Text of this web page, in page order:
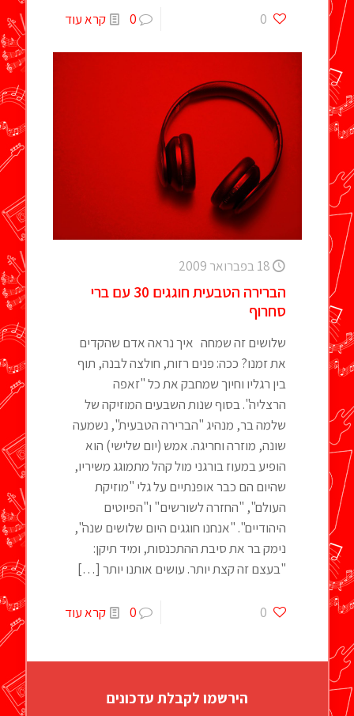
0
0 קרא עוד
18 בפברואר 2009
הברירה הטבעית חוגגים 30 עם ברי
סחרוף
שלושים זה שמחה איך נראה אדם שהקדים
את זמנו? ככה: פנים רזות, חולצה לבנה, תוף
בין רגליו וחיוך שמחבק את כל "זאפה
הרצליה". בסוף שנות השבעים המוזיקה של
שלמה בר, מנהיג "הברירה הטבעית", נשמעה
שונה, מוזרה וחריגה. אמש (יום שלישי) הוא
הופיע במעוז בורגני מול קהל מתמוגג משיריו,
שהיום הם כבר אופנתיים על גלי "מוזיקת
העולם", "החזרה לשורשים" ו"הפיוטים
היהודיים". "אנחנו חוגגים היום שלושים שנה",
נימק בר את סיבת ההתכנסות, ומיד תיקן:
"בעצם זה קצת יותר. עושים אותנו יותר […]
0
0 קרא עוד
הירשמו לקבלת עדכונים